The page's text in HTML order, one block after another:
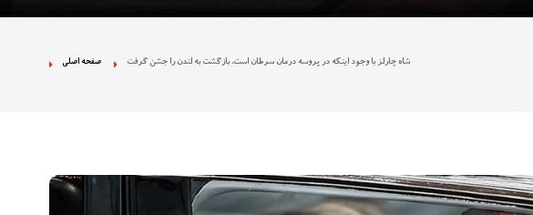
دستمزد همه کارکنان بخش دولتی را
بی‌بی‌سی، به اتهام تهیه تصاویر غیراخلاقی
صفحه اصلی شاه چارلز با وجود اینکه در پروسه درمان سرطان است، بازگشت به لندن را جشن گرفت